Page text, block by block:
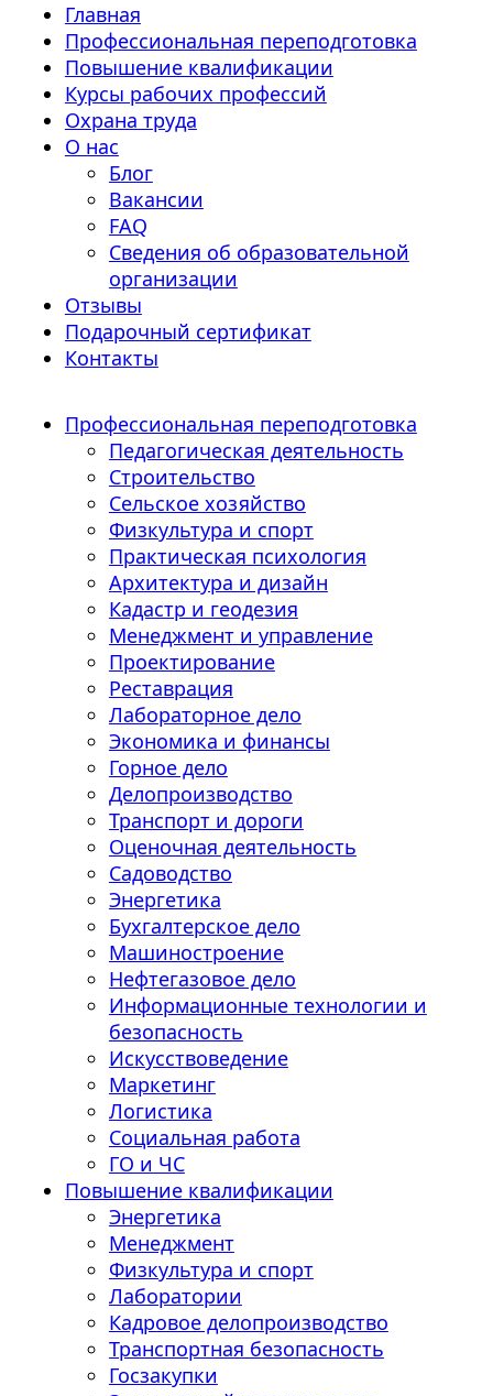
Главная
Профессиональная переподготовка
Повышение квалификации
Курсы рабочих профессий
Охрана труда
О нас
Блог
Вакансии
FAQ
Сведения об образовательной
организации
Отзывы
Подарочный сертификат
Контакты
Профессиональная переподготовка
Педагогическая деятельность
Строительство
Сельское хозяйство
Физкультура и спорт
Практическая психология
Архитектура и дизайн
Кадастр и геодезия
Менеджмент и управление
Проектирование
Реставрация
Лабораторное дело
Экономика и финансы
Горное дело
Делопроизводство
Транспорт и дороги
Оценочная деятельность
Садоводство
Энергетика
Бухгалтерское дело
Машиностроение
Нефтегазовое дело
Информационные технологии и
безопасность
Искусствоведение
Маркетинг
Логистика
Социальная работа
ГО и ЧС
Повышение квалификации
Энергетика
Менеджмент
Физкультура и спорт
Лаборатории
Кадровое делопроизводство
Транспортная безопасность
Госзакупки